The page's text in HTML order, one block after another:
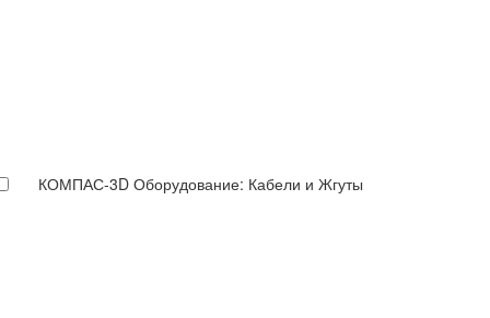
КОМПАС-3D Оборудование: Кабели и Жгуты